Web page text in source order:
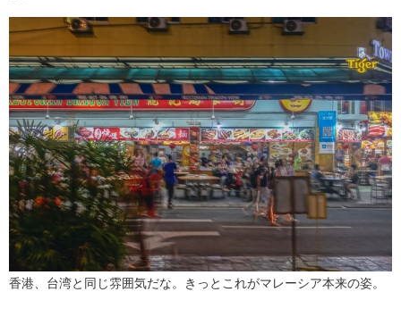
香港、台湾と同じ雰囲気だな。きっとこれがマレーシア本来の姿。